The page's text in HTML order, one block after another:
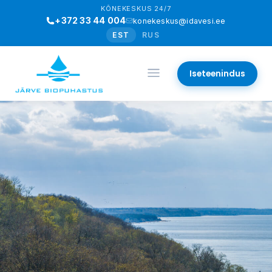
KÕNEKESKUS 24/7
+372 33 44 004
konekeskus@idavesi.ee
EST
RUS
Iseteenindus